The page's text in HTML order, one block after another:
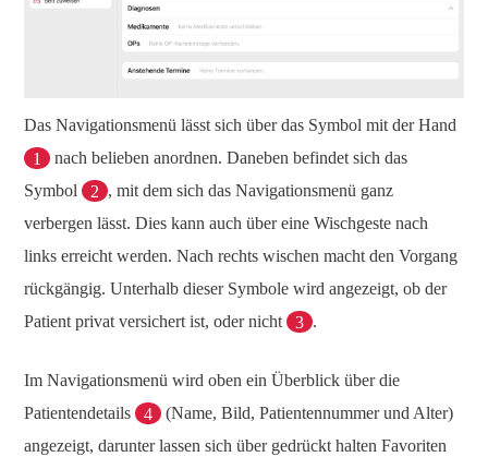
Das Navigationsmenü lässt sich über das Symbol mit der Hand
1
nach belieben anordnen. Daneben befindet sich das
Symbol
2 , mit dem sich das Navigationsmenü ganz
verbergen lässt. Dies kann auch über eine Wischgeste nach
links erreicht werden. Nach rechts wischen macht den Vorgang
rückgängig. Unterhalb dieser Symbole wird angezeigt, ob der
Patient privat versichert ist, oder nicht
3 .
Im Navigationsmenü wird oben ein Überblick über die
Patientendetails
4
(Name, Bild, Patientennummer und Alter)
angezeigt, darunter lassen sich über gedrückt halten Favoriten